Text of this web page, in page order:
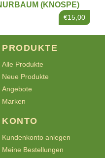
(KNOSPE)
€15,00
PRODUKTE
Alle Produkte
Neue Produkte
Angebote
Marken
KONTO
Kundenkonto anlegen
Meine Bestellungen